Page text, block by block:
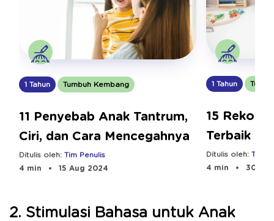
1 Tahun Tumbuh Kembang
11 Penyebab Anak Tantrum,
Ciri, dan Cara Mencegahnya
Ditulis oleh: Tim Penulis
4 min
15 Aug 2024
1 Tahun
15
Terbaik
Edukasi
Ditulis oleh: Tim
4 min
30
2. Stimulasi Bahasa untuk Anak